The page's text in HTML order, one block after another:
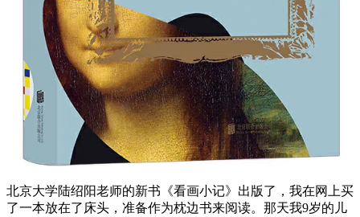
北京大学陆绍阳老师的新书《看画小记》出版了，我在网上买
了一本放在了床头，准备作为枕边书来阅读。那天我9岁的儿